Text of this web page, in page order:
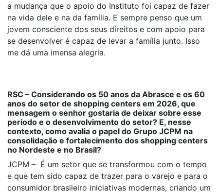
a mudança que o apoio do Instituto foi capaz de fazer
na vida dele e na da família. E sempre penso que um
jovem consciente dos seus direitos e com apoio para
se desenvolver é capaz de levar a família junto. Isso
me dá uma imensa alegria.
RSC – Considerando os 50 anos da Abrasce e os 60
anos do setor de shopping centers em 2026, que
mensagem o senhor gostaria de deixar sobre esse
período e o desenvolvimento do setor? E, nesse
contexto, como avalia o papel do Grupo JCPM na
consolidação e fortalecimento dos shopping centers
no Nordeste e no Brasil?
JCPM – É um setor que se transformou com o tempo
e que tem sido capaz de trazer para o varejo e para o
consumidor brasileiro iniciativas modernas, criando um